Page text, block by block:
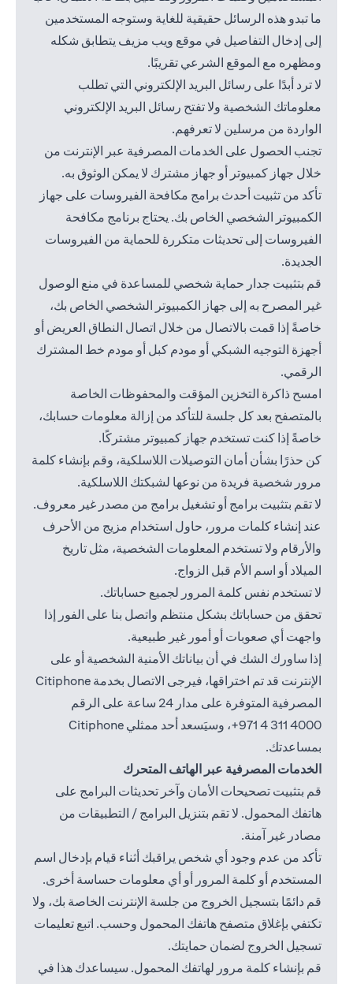
ما تبدو هذه الرسائل حقيقية للغاية وستوجه المستخدمين
إلى إدخال التفاصيل في موقع ويب مزيف يتطابق شكله
ومظهره مع الموقع الشرعي تقريبًا.
لا ترد أبدًا على رسائل البريد الإلكتروني التي تطلب
معلوماتك الشخصية ولا تفتح رسائل البريد الإلكتروني
الواردة من مرسلين لا تعرفهم.
تجنب الحصول على الخدمات المصرفية عبر الإنترنت من
خلال جهاز كمبيوتر أو جهاز مشترك لا يمكن الوثوق به.
تأكد من تثبيت أحدث برامج مكافحة الفيروسات على جهاز
الكمبيوتر الشخصي الخاص بك. يحتاج برنامج مكافحة
الفيروسات إلى تحديثات متكررة للحماية من الفيروسات
الجديدة.
قم بتثبيت جدار حماية شخصي للمساعدة في منع الوصول
غير المصرح به إلى جهاز الكمبيوتر الشخصي الخاص بك،
خاصةً إذا قمت بالاتصال من خلال اتصال النطاق العريض أو
أجهزة التوجيه الشبكي أو مودم كبل أو مودم خط المشترك
الرقمي.
امسح ذاكرة التخزين المؤقت والمحفوظات الخاصة
بالمتصفح بعد كل جلسة للتأكد من إزالة معلومات حسابك،
خاصةً إذا كنت تستخدم جهاز كمبيوتر مشتركًا.
كن حذرًا بشأن أمان التوصيلات اللاسلكية، وقم بإنشاء كلمة
مرور شخصية فريدة من نوعها لشبكتك اللاسلكية.
لا تقم بتثبيت برامج أو تشغيل برامج من مصدر غير معروف.
عند إنشاء كلمات مرور، حاول استخدام مزيج من الأحرف
والأرقام ولا تستخدم المعلومات الشخصية، مثل تاريخ
الميلاد أو اسم الأم قبل الزواج.
لا تستخدم نفس كلمة المرور لجميع حساباتك.
تحقق من حساباتك بشكل منتظم واتصل بنا على الفور إذا
واجهت أي صعوبات أو أمور غير طبيعية.
إذا ساورك الشك في أن بياناتك الأمنية الشخصية أو على
الإنترنت قد تم اختراقها، فيرجى الاتصال بخدمة Citiphone
المصرفية المتوفرة على مدار 24 ساعة على الرقم
4000 311 4 971+
، وسيَسعد أحد ممثلي Citiphone
بمساعدتك.
الخدمات المصرفية عبر الهاتف المتحرك
قم بتثبيت تصحيحات الأمان وآخر تحديثات البرامج على
هاتفك المحمول. لا تقم بتنزيل البرامج / التطبيقات من
مصادر غير آمنة.
تأكد من عدم وجود أي شخص يراقبك أثناء قيام بإدخال اسم
المستخدم أو كلمة المرور أو أي معلومات حساسة أخرى.
قم دائمًا بتسجيل الخروج من جلسة الإنترنت الخاصة بك، ولا
تكتفي بإغلاق متصفح هاتفك المحمول وحسب. اتبع تعليمات
تسجيل الخروج لضمان حمايتك.
قم بإنشاء كلمة مرور لهاتفك المحمول. سيساعدك هذا في